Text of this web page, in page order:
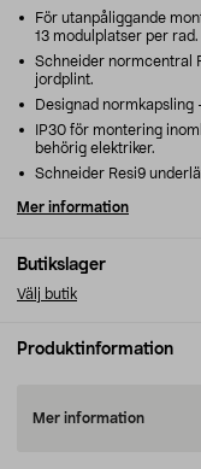
Butikslager
Välj butik
För utanpåliggande
13 modulplatser per rad.
Schneider normcentral
jordplint.
Designad normkapsling
IP30 för montering
behörig elektriker.
Schneider Resi9
Mer information
Produktinformation
Mer information